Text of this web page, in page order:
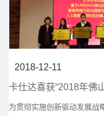
2018-12-11
卡仕达喜获“2018年佛
为贯彻实施创新驱动发展战